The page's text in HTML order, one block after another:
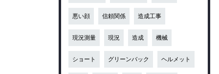
悪い顔 信頼関係 造成工事
現況測量 現況 造成 機械
ショート グリーンバック ヘルメット